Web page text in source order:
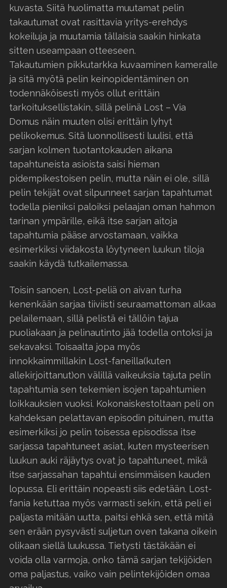
kuvasta. Siitä huolimatta muutamat pelin
takautumat ovat rasittavia yritys-erehdys
kokeiluja ja muutamia tällaisia saakin hinkata
sitten useampaan otteeseen.
Takautumien pikkutarkka kuvaaminen kameralle
ja sitä myötä pelin keinopidentäminen on
todennäköisesti myös ollut erittäin
tarkoituksellistakin, sillä pelinä Lost – Via
Domus näin muuten olisi erittäin lyhyt
pelikokemus. Sitä luonnollisesti luulisi, että
sarjan kolmen tuotantokauden aikana
tapahtuneista asioista saisi hieman
pidempikestoisen pelin, mutta näin ei ole, sillä
pelin tekijät ovat silpunneet sarjan tapahtumat
todella pieniksi paloiksi pelaajan oman hahmon
tarinan ympärille, eikä itse sarjan aitoja
tapahtumia pääse arvostamaan, vaikka
esimerkiksi viidakosta löytyneen luukun tiloja
saakin käydä tutkailemassa.
Toisin sanoen, Lost-peliä on aivan turha
kenenkään sarjaa tiiviisti seuraamattoman alkaa
pelailemaan, sillä pelistä ei tällöin tajua
puoliakaan ja pelinautinto jää todella ontoksi ja
sekavaksi. Toisaalta jopa myös
innokkaimmillakin Lost-faneilla(kuten
allekirjoittanut)on välillä vaikeuksia tajuta pelin
tapahtumia sen tekemien isojen tapahtumien
loikkauksien vuoksi. Kokonaiskestoltaan peli on
kahdeksan pelattavan episodin pituinen, mutta
esimerkiksi jo pelin toisessa episodissa itse
sarjassa tapahtuneet asiat, kuten mysteerisen
luukun auki räjäytys ovat jo tapahtuneet, mikä
itse sarjassahan tapahtui ensimmäisen kauden
lopussa. Eli erittäin nopeasti siis edetään. Lost-
fania ketuttaa myös varmasti sekin, että peli ei
paljasta mitään uutta, paitsi ehkä sen, että mitä
sen erään pysyvästi suljetun oven takana oikein
olikaan siellä luukussa. Tietysti tästäkään ei
voida olla varmoja, onko tämä sarjan tekijöiden
oma paljastus, vaiko vain pelintekijöiden omaa